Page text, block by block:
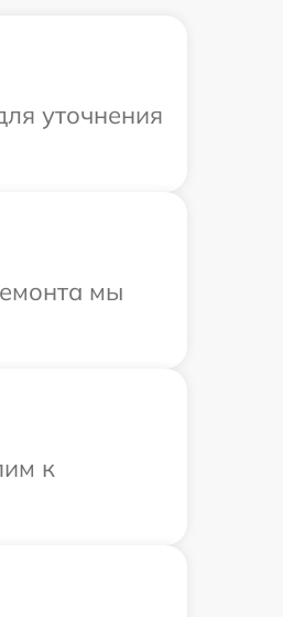
уточнения
мы
к